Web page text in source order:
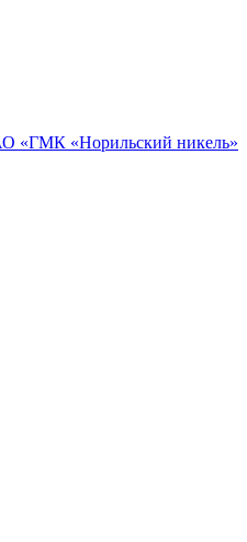
«ГМК «Норильский никель»